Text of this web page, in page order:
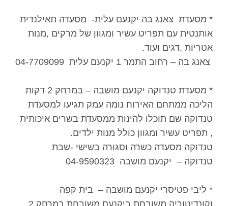
* מסעדת צאנג בה יקנעם עלית- מסעדה תאילנדית
אותנטית עם תפריט עשיר ומגוון של מרקים ,מנות
אטריות ,דגים ועוד.
צאנג בה – רחוב התמר 1 יקנעם עלית 04-7709099
* מסעדת טנדוקה יקנעם מושבה – במרחק 2 דקות
הליכה ממתחם האירוח נומה עמק תגיעו למסעדת
טנדוקה שם תוכלו להינות ממסעדת בשרים איכותית
, תפריט עשיר ומגוון כולל מנות ילדים.
טנדוקה מסעדה כשרה וסגורה בשישי -שבת
טנדוקה – יקנעם מושבה 04-9590323
* ליבי פטיסרי יקנעם מושבה – בית קפה
וקונדיטוריה משובחת ביקנעם משובחת במרחק 2